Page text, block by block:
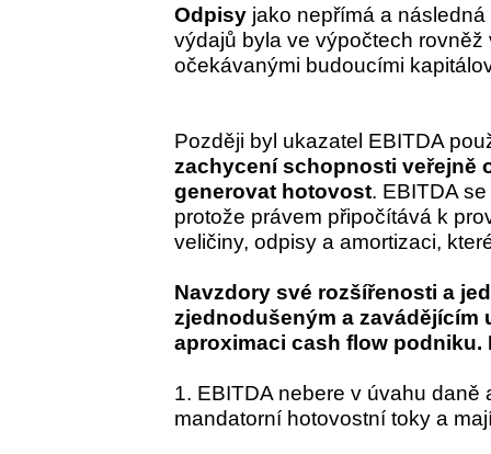
Odpisyjako nepřímá a
výdajů byla ve výpočtech
očekávanými budoucími
Později byl ukazatel EBITDA
zachycení schopnosti veřejně
generovat hotovost. EBITDA
protože právem připočítává k
veličiny, odpisy a amortizaci,
Navzdory své rozšířenosti a
zjednodušeným a zavádějícím
aproximaci cash flow podniku.
1. EBITDA nebere v úvahu
mandatorní hotovostní toky a